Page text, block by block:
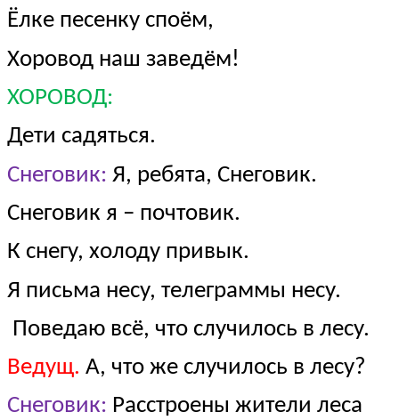
Ёлке песенку споём,
Хоровод наш заведём!
ХОРОВОД:
Дети садяться.
Снеговик: Я, ребята, Снеговик.
Снеговик я – почтовик.
К снегу, холоду привык.
Я письма несу, телеграммы несу.
Поведаю всё, что случилось в лесу.
Ведущ. А, что же случилось в лесу?
Снеговик: Расстроены жители леса